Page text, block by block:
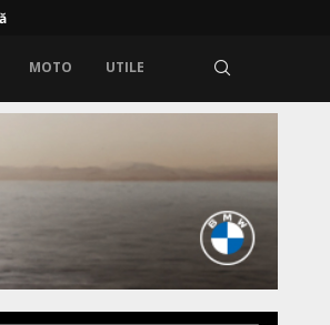
electrică și range extender
MOTO UTILE